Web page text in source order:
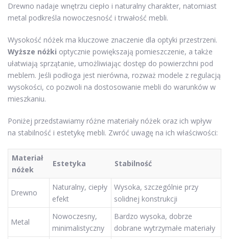
Drewno nadaje wnętrzu ciepło i naturalny charakter, natomiast
metal podkreśla nowoczesność i trwałość mebli.
Wysokość nóżek ma kluczowe znaczenie dla optyki przestrzeni.
Wyższe nóżki optycznie powiększają pomieszczenie, a także
ułatwiają sprzątanie, umożliwiając dostęp do powierzchni pod
meblem. Jeśli podłoga jest nierówna, rozważ modele z regulacją
wysokości, co pozwoli na dostosowanie mebli do warunków w
mieszkaniu.
Poniżej przedstawiamy różne materiały nóżek oraz ich wpływ
na stabilność i estetykę mebli. Zwróć uwagę na ich właściwości:
Materiał
nóżek
Estetyka Stabilność
Drewno
Naturalny, ciepły
efekt
Wysoka, szczególnie przy
solidnej konstrukcji
Metal
Nowoczesny,
minimalistyczny
Bardzo wysoka, dobrze
dobrane wytrzymałe materiały